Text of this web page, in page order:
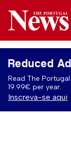
Reduced
Read The
19.99€ per year.
Inscreva-se aqui